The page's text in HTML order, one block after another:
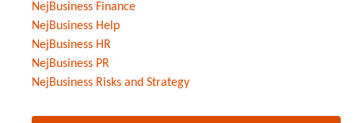
NejBusiness Finance
NejBusiness Help
NejBusiness HR
NejBusiness PR
NejBusiness Risks and Strategy